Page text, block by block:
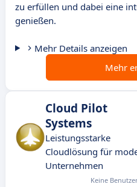
zu erfüllen und dabei eine
genießen.
Mehr Details anzeigen
Mehr
Cloud Pilot
Systems
Leistungsstarke
Cloudlösung für
Unternehmen
Keine